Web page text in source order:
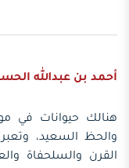
أحمد بن عبدالله
هنالك حيوانات في
والحظ السعيد،
القرن والسلحفاة